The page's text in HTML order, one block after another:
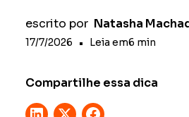
escrito por Natasha
17/7/2026 • Leia em6 min
Compartilhe essa dica